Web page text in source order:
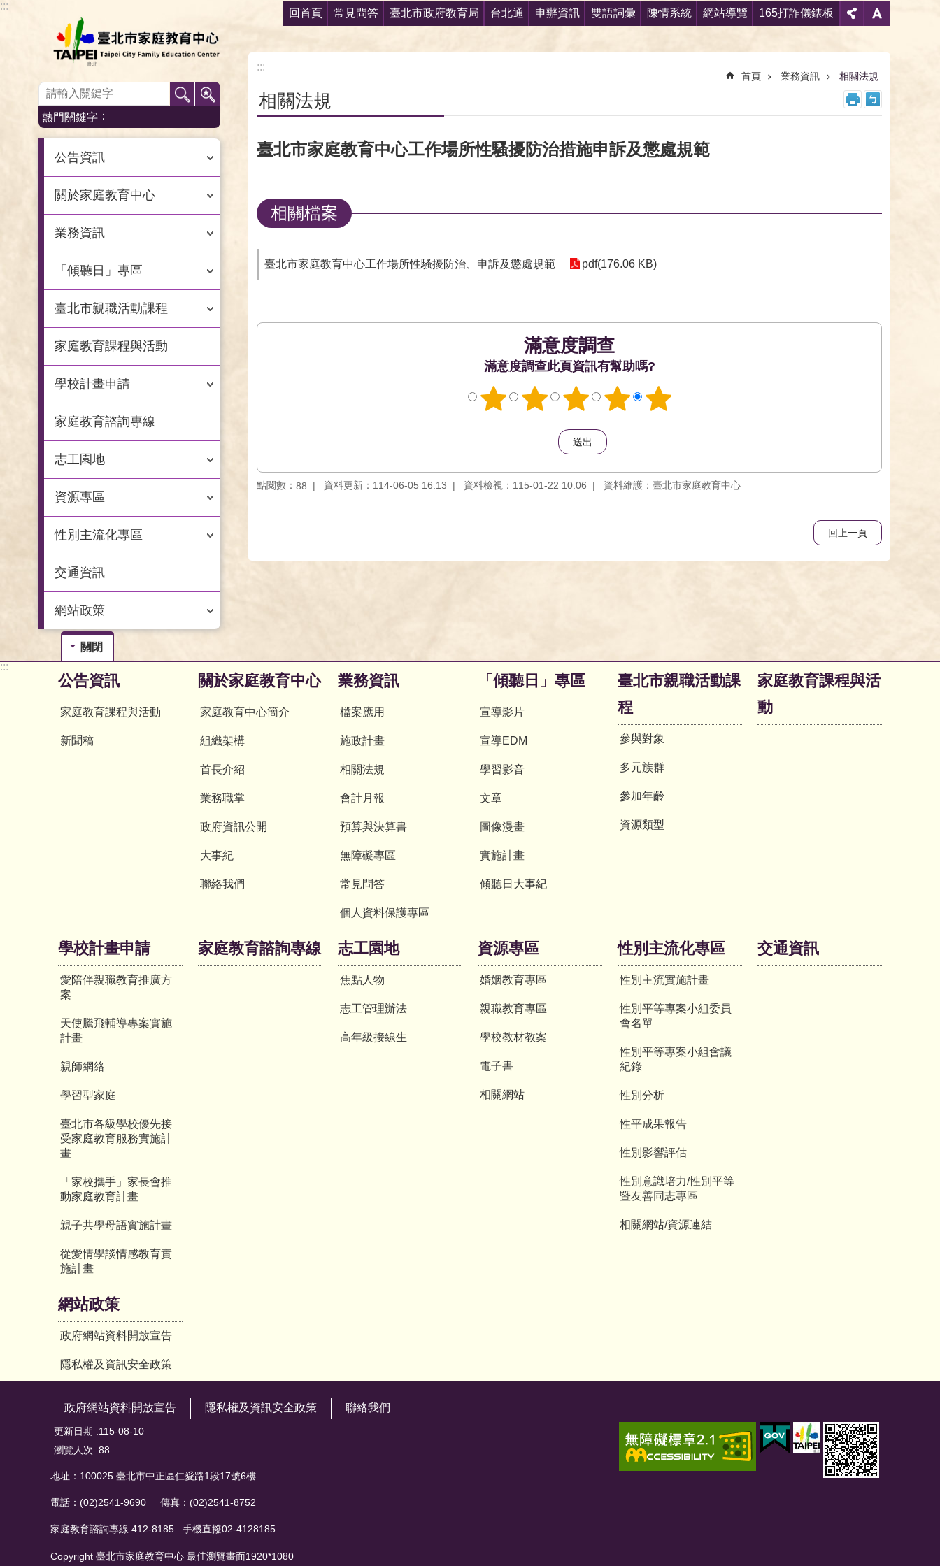
跳到主要內容區塊
:::
回首頁 常見問答 臺北市政府教育局 台北通 申辦資訊 雙語詞彙 陳情系統 網站導覽 165打詐儀錶板
:::
熱門關鍵字
公告資訊
關於家庭教育中心
業務資訊
「傾聽日」專區
臺北市親職活動課程
家庭教育課程與活動
學校計畫申請
家庭教育諮詢專線
志工園地
資源專區
性別主流化專區
交通資訊
網站政策
:::
首頁 業務資訊 相關法規
相關法規
臺北市家庭教育中心工作場所性騷擾防治措施申訴及懲處規範
相關檔案
臺北市家庭教育中心工作場所性騷擾防治、申訴及懲處規範 pdf(176.06 KB)
滿意度調查此頁資訊有幫助嗎?
點閱數： 88 資料更新：114-06-05 16:13 資料檢視：115-01-22 10:06 資料維護：臺北市家庭教育中心
回上一頁
關閉
:::
公告資訊
家庭教育課程與活動
新聞稿
關於家庭教育中心
家庭教育中心簡介
組織架構
首長介紹
業務職掌
政府資訊公開
大事紀
聯絡我們
業務資訊
檔案應用
施政計畫
相關法規
會計月報
預算與決算書
無障礙專區
常見問答
個人資料保護專區
「傾聽日」專區
宣導影片
宣導EDM
學習影音
文章
圖像漫畫
實施計畫
傾聽日大事紀
臺北市親職活動課
程
參與對象
多元族群
參加年齡
資源類型
家庭教育課程與活
動
學校計畫申請
愛陪伴親職教育推廣方
案
天使騰飛輔導專案實施
計畫
親師網絡
學習型家庭
臺北市各級學校優先接
受家庭教育服務實施計
畫
「家校攜手」家長會推
動家庭教育計畫
親子共學母語實施計畫
從愛情學談情感教育實
施計畫
家庭教育諮詢專線 志工園地
焦點人物
志工管理辦法
高年級接線生
資源專區
婚姻教育專區
親職教育專區
學校教材教案
電子書
相關網站
性別主流化專區
性別主流實施計畫
性別平等專案小組委員
會名單
性別平等專案小組會議
紀錄
性別分析
性平成果報告
性別影響評估
性別意識培力/性別平等
暨友善同志專區
相關網站/資源連結
交通資訊
網站政策
政府網站資料開放宣告
隱私權及資訊安全政策
政府網站資料開放宣告 隱私權及資訊安全政策 聯絡我們
更新日期
115-08-10
瀏覽人次 88
地址：100025 臺北市中正區仁愛路1段17號6樓
電話：(02)2541-9690 傳真：(02)2541-8752
家庭教育諮詢專線:412-8185 手機直撥02-4128185
Copyright 臺北市家庭教育中心 最佳瀏覽畫面1920*1080